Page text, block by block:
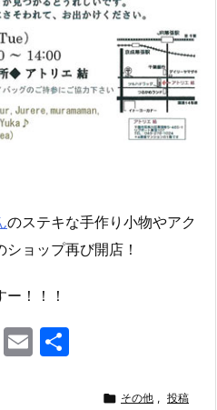
のステキな手作り小物やアク
ョップ再び開店！
！！！
H
E
 その他 , 投稿